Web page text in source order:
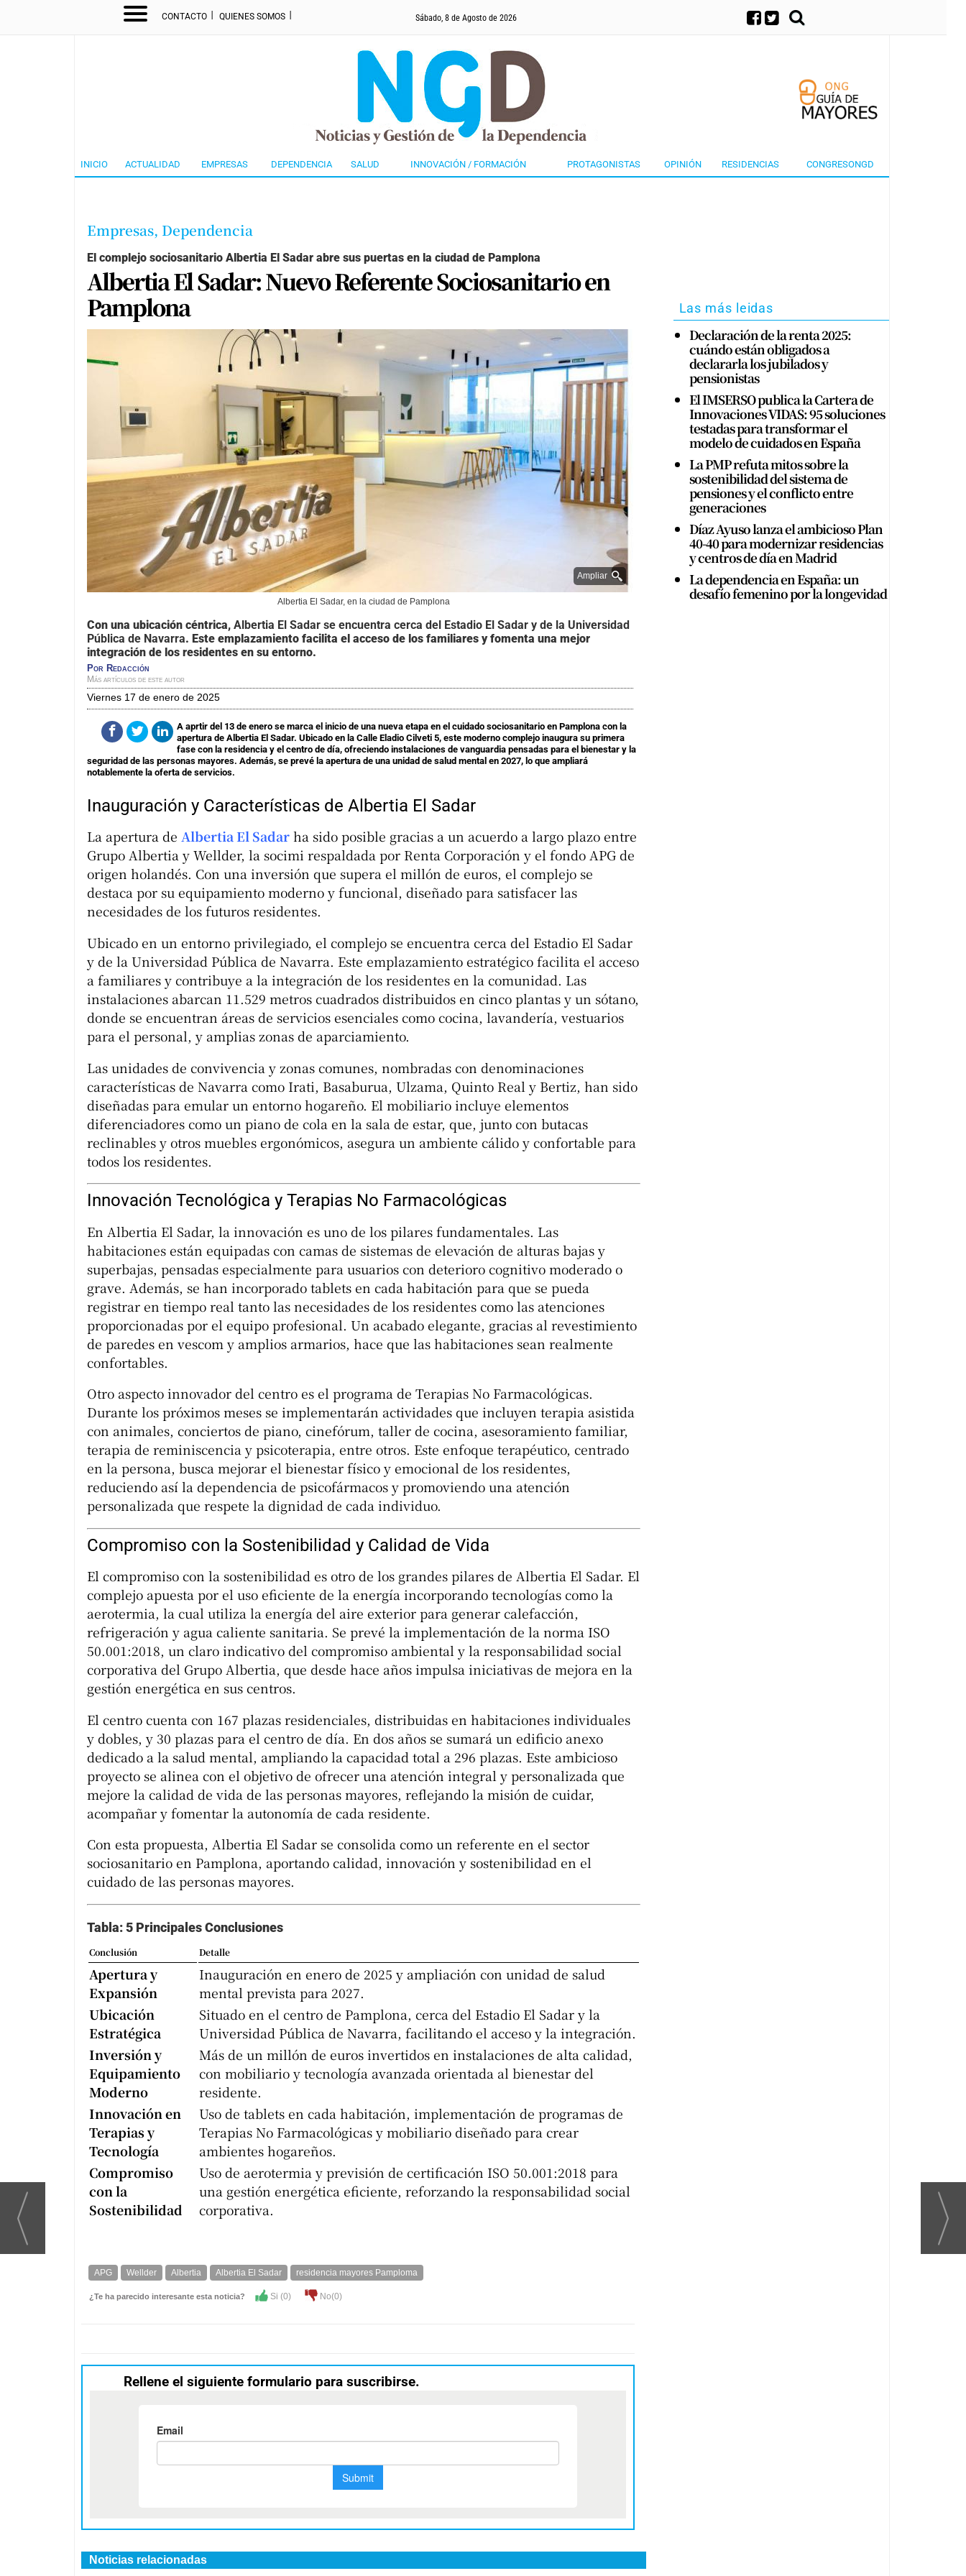
CONTACTO I QUIENES SOMOS I Sábado, 8 de Agosto de 2026
INICIO ACTUALIDAD EMPRESAS DEPENDENCIA SALUD INNOVACIÓN / FORMACIÓN PROTAGONISTAS OPINIÓN RESIDENCIAS CONGRESONGD
Empresas, Dependencia
El complejo sociosanitario Albertia El Sadar abre sus puertas en la ciudad de Pamplona
Albertia El Sadar: Nuevo Referente Sociosanitario en
Pamplona
Ampliar
Albertia El Sadar, en la ciudad de Pamplona
Con una ubicación céntrica, Albertia El Sadar se encuentra cerca del Estadio El Sadar y de la Universidad
Pública de Navarra. Este emplazamiento facilita el acceso de los familiares y fomenta una mejor
integración de los residentes en su entorno.
Por Redacción
Más artículos de este autor
viernes 17 de enero de 2025
A aprtir del 13 de enero se marca el inicio de una nueva etapa en el cuidado sociosanitario en Pamplona con la
apertura de Albertia El Sadar. Ubicado en la Calle Eladio Cilveti 5, este moderno complejo inaugura su primera
fase con la residencia y el centro de día, ofreciendo instalaciones de vanguardia pensadas para el bienestar y la
seguridad de las personas mayores. Además, se prevé la apertura de una unidad de salud mental en 2027, lo que ampliará
notablemente la oferta de servicios.
Inauguración y Características de Albertia El Sadar
La apertura de Albertia El Sadarha sido posible gracias a un acuerdo a largo plazo entre
Grupo Albertia y Wellder, la socimi respaldada por Renta Corporación y el fondo APG de
origen holandés. Con una inversión que supera el millón de euros, el complejo se
destaca por su equipamiento moderno y funcional, diseñado para satisfacer las
necesidades de los futuros residentes.
Ubicado en un entorno privilegiado, el complejo se encuentra cerca del Estadio El Sadar
y de la Universidad Pública de Navarra. Este emplazamiento estratégico facilita el acceso
a familiares y contribuye a la integración de los residentes en la comunidad. Las
instalaciones abarcan 11.529 metros cuadrados distribuidos en cinco plantas y un sótano,
donde se encuentran áreas de servicios esenciales como cocina, lavandería, vestuarios
para el personal, y amplias zonas de aparciamiento.
Las unidades de convivencia y zonas comunes, nombradas con denominaciones
características de Navarra como Irati, Basaburua, Ulzama, Quinto Real y Bertiz, han sido
diseñadas para emular un entorno hogareño. El mobiliario incluye elementos
diferenciadores como un piano de cola en la sala de estar, que, junto con butacas
reclinables y otros muebles ergonómicos, asegura un ambiente cálido y confortable para
todos los residentes.
Innovación Tecnológica y Terapias No Farmacológicas
En Albertia El Sadar, la innovación es uno de los pilares fundamentales. Las
habitaciones están equipadas con camas de sistemas de elevación de alturas bajas y
superbajas, pensadas especialmente para usuarios con deterioro cognitivo moderado o
grave. Además, se han incorporado tablets en cada habitación para que se pueda
registrar en tiempo real tanto las necesidades de los residentes como las atenciones
proporcionadas por el equipo profesional. Un acabado elegante, gracias al revestimiento
de paredes en vescom y amplios armarios, hace que las habitaciones sean realmente
confortables.
Otro aspecto innovador del centro es el programa de Terapias No Farmacológicas.
Durante los próximos meses se implementarán actividades que incluyen terapia asistida
con animales, conciertos de piano, cinefórum, taller de cocina, asesoramiento familiar,
terapia de reminiscencia y psicoterapia, entre otros. Este enfoque terapéutico, centrado
en la persona, busca mejorar el bienestar físico y emocional de los residentes,
reduciendo así la dependencia de psicofármacos y promoviendo una atención
personalizada que respete la dignidad de cada individuo.
Compromiso con la Sostenibilidad y Calidad de Vida
El compromiso con la sostenibilidad es otro de los grandes pilares de Albertia El Sadar. El
complejo apuesta por el uso eficiente de la energía incorporando tecnologías como la
aerotermia, la cual utiliza la energía del aire exterior para generar calefacción,
refrigeración y agua caliente sanitaria. Se prevé la implementación de la norma ISO
50.001:2018, un claro indicativo del compromiso ambiental y la responsabilidad social
corporativa del Grupo Albertia, que desde hace años impulsa iniciativas de mejora en la
gestión energética en sus centros.
El centro cuenta con 167 plazas residenciales, distribuidas en habitaciones individuales
y dobles, y 30 plazas para el centro de día. En dos años se sumará un edificio anexo
dedicado a la salud mental, ampliando la capacidad total a 296 plazas. Este ambicioso
proyecto se alinea con el objetivo de ofrecer una atención integral y personalizada que
mejore la calidad de vida de las personas mayores, reflejando la misión de cuidar,
acompañar y fomentar la autonomía de cada residente.
Con esta propuesta, Albertia El Sadar se consolida como un referente en el sector
sociosanitario en Pamplona, aportando calidad, innovación y sostenibilidad en el
cuidado de las personas mayores.
Tabla: 5 Principales Conclusiones
Conclusión Detalle
Apertura y
Expansión
Inauguración en enero de 2025 y ampliación con unidad de salud
mental prevista para 2027.
Ubicación
Estratégica
Situado en el centro de Pamplona, cerca del Estadio El Sadar y la
Universidad Pública de Navarra, facilitando el acceso y la integración.
Inversión y
Equipamiento
Moderno
Más de un millón de euros invertidos en instalaciones de alta calidad,
con mobiliario y tecnología avanzada orientada al bienestar del
residente.
Innovación en
Terapias y
Tecnología
Uso de tablets en cada habitación, implementación de programas de
Terapias No Farmacológicas y mobiliario diseñado para crear
ambientes hogareños.
Compromiso
con la
Sostenibilidad
Uso de aerotermia y previsión de certificación ISO 50.001:2018 para
una gestión energética eficiente, reforzando la responsabilidad social
corporativa.
APG Wellder Albertia Albertia El Sadar residencia mayores Pamploma
¿Te ha parecido interesante esta noticia? Si (0) No(0)
Rellene el siguiente formulario para suscribirse.
Noticias relacionadas
Las más leidas
Declaración de la renta 2025:
cuándo están obligados a
declararla los jubilados y
pensionistas
El IMSERSO publica la Cartera de
Innovaciones VIDAS: 95 soluciones
testadas para transformar el
modelo de cuidados en España
La PMP refuta mitos sobre la
sostenibilidad del sistema de
pensiones y el conflicto entre
generaciones
Díaz Ayuso lanza el ambicioso Plan
40-40 para modernizar residencias
y centros de día en Madrid
La dependencia en España: un
desafío femenino por la longevidad